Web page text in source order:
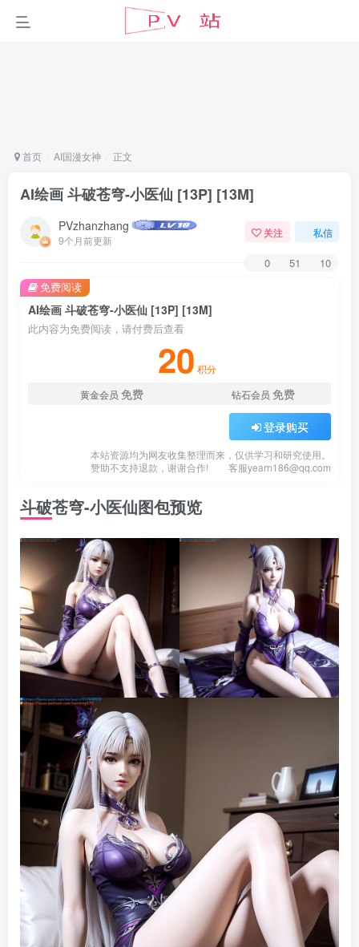
首页 AI国漫女神 正文
AI绘画 斗破苍穹-小医仙 [13P] [13M]
PVzhanzhang
9个月前更新
关注 私信
0 51 10
AI绘画 斗破苍穹-小医仙 [13P] [13M]
此内容为免费阅读，请付费后查看
20 积分
黄金会员 免费 钻石会员 免费
登录购买
本站资源均为网友收集整理而来，仅供学习和研究使用。
赞助不支持退款，谢谢合作!
客服yearn186@qq.com
免费阅读
斗破苍穹-小医仙图包预览